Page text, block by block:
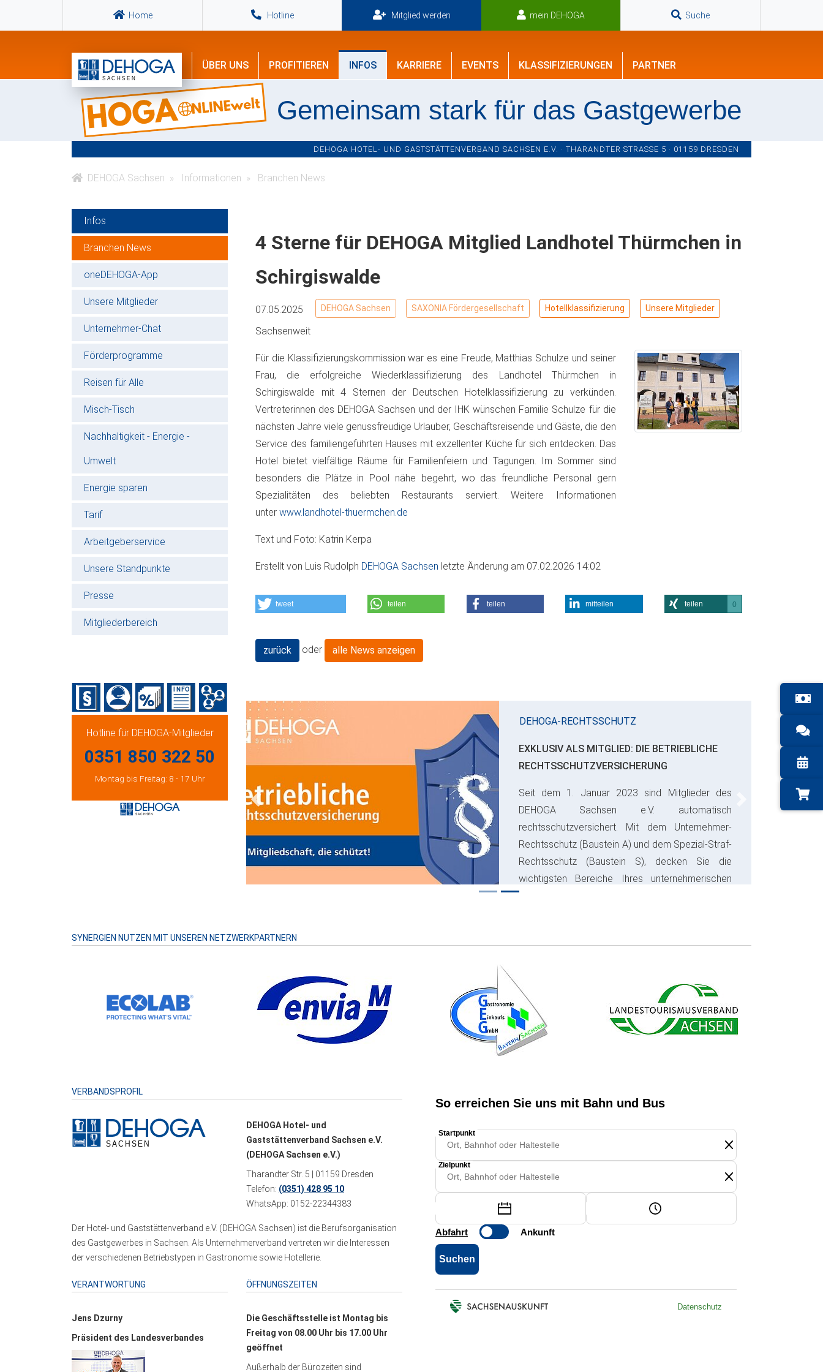
Home Hotline Mitglied werden mein DEHOGA Suche
ÜBER UNS PROFITIEREN INFOS KARRIERE EVENTS KLASSIFIZIERUNGEN PARTNER
Gemeinsam stark für das Gastgewerbe
DEHOGA HOTEL- UND GASTSTÄTTENVERBAND SACHSEN E.V. · THARANDTER STRASSE 5 · 01159 DRESDEN
DEHOGA Sachsen Informationen Branchen News
Infos
Branchen News
oneDEHOGA-App
Unsere Mitglieder
Unternehmer-Chat
Förderprogramme
Reisen für Alle
Misch-Tisch
Nachhaltigkeit - Energie -
Umwelt
Energie sparen
Tarif
Arbeitgeberservice
Unsere Standpunkte
Presse
Mitgliederbereich
Hotline für DEHOGA-Mitglieder
0351 850 322 50
Montag bis Freitag: 8 - 17 Uhr
4 Sterne für DEHOGA Mitglied Landhotel Thürmchen in
Schirgiswalde
07.05.2025 DEHOGA Sachsen SAXONIA Fördergesellschaft Hotellklassifizierung Unsere Mitglieder
Sachsenweit
Für die Klassifizierungskommission war es eine Freude, Matthias Schulze und seiner
Frau, die erfolgreiche Wiederklassifizierung des Landhotel Thürmchen in
Schirgiswalde mit 4 Sternen der Deutschen Hotelklassifizierung zu verkünden.
Vertreterinnen des DEHOGA Sachsen und der IHK wünschen Familie Schulze für die
nächsten Jahre viele genussfreudige Urlauber, Geschäftsreisende und Gäste, die den
Service des familiengeführten Hauses mit exzellenter Küche für sich entdecken. Das
Hotel bietet vielfältige Räume für Familienfeiern und Tagungen. Im Sommer sind
besonders die Plätze in Pool nähe begehrt, wo das freundliche Personal gern
Spezialitäten des beliebten Restaurants serviert. Weitere Informationen
unter www.landhotel-thuermchen.de
Text und Foto: Katrin Kerpa
Erstellt von Luis Rudolph DEHOGA Sachsen letzte Änderung am 07.02.2026 14:02
tweet teilen teilen mitteilen teilen 0
zurück oder alle News anzeigen
DEHOGA-RECHTSSCHUTZ
EXKLUSIV ALS MITGLIED: DIE BETRIEBLICHE
RECHTSSCHUTZVERSICHERUNG
Seit dem 1. Januar 2023 sind Mitglieder des
DEHOGA Sachsen e.V. automatisch
rechtsschutzversichert. Mit dem Unternehmer-
Rechtsschutz (Baustein A) und dem Spezial-Straf-
Rechtsschutz (Baustein S), decken Sie die
wichtigsten Bereiche Ihres unternehmerischen
Risikos ab und sparen bares Geld.
Previous
SYNERGIEN NUTZEN MIT UNSEREN NETZWERKPARTNERN
VERBANDSPROFIL
DEHOGA Hotel- und
Gaststättenverband Sachsen e.V.
(DEHOGA Sachsen e.V.)
Tharandter Str. 5 | 01159 Dresden
Telefon: (0351) 428 95 10
WhatsApp: 0152-22344383
Der Hotel- und Gaststättenverband e.V. (DEHOGA Sachsen) ist die Berufsorganisation
des Gastgewerbes in Sachsen. Als Unternehmerverband vertreten wir die Interessen
der verschiedenen Betriebstypen in Gastronomie sowie Hotellerie.
VERANTWORTUNG
Jens Dzurny
Präsident des Landesverbandes
ÖFFNUNGSZEITEN
Die Geschäftsstelle ist Montag bis
Freitag von 08.00 Uhr bis 17.00 Uhr
geöffnet
Außerhalb der Bürozeiten sind